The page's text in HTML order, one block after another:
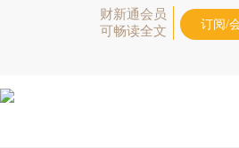
财新通会员
可畅读全文
订阅/